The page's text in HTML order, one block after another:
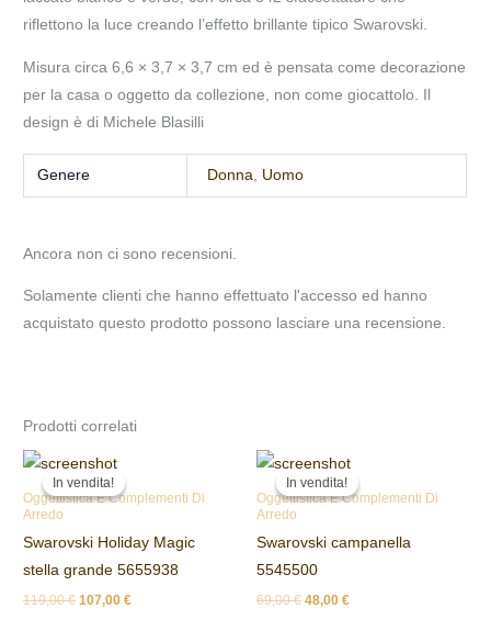
riflettono la luce creando l’effetto brillante tipico Swarovski.
Misura circa 6,6 × 3,7 × 3,7 cm ed è pensata come decorazione
per la casa o oggetto da collezione, non come giocattolo. Il
design è di Michele Blasilli
Genere Donna, Uomo
Ancora non ci sono recensioni.
Solamente clienti che hanno effettuato l'accesso ed hanno
acquistato questo prodotto possono lasciare una recensione.
Prodotti correlati
In vendita!
In vendita!
Oggettistica E Complementi Di
Arredo
Swarovski Holiday Magic
stella grande 5655938
119,00€
Il
prezzo
originale
107,00€
attuale
In vendita!
In vendita!
Oggettistica E Complementi Di
Arredo
Swarovski campanella
5545500
69,00€
Il
prezzo
originale
48,00 €
Il
attuale